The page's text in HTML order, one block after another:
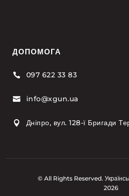
ДОПОМОГА
 097 622 33 83
 info@xgun.ua
 Дніпро, вул. 128-ї Бригади
© All Rights Reserved.
2026